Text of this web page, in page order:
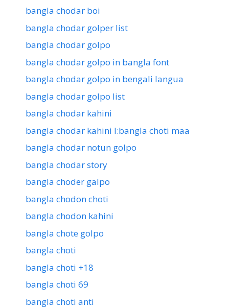
bangla chodar boi
bangla chodar golper list
bangla chodar golpo
bangla chodar golpo in bangla font
bangla chodar golpo in bengali langua
bangla chodar golpo list
bangla chodar kahini
bangla chodar kahini l:bangla choti maa
bangla chodar notun golpo
bangla chodar story
bangla choder galpo
bangla chodon choti
bangla chodon kahini
bangla chote golpo
bangla choti
bangla choti +18
bangla choti 69
bangla choti anti